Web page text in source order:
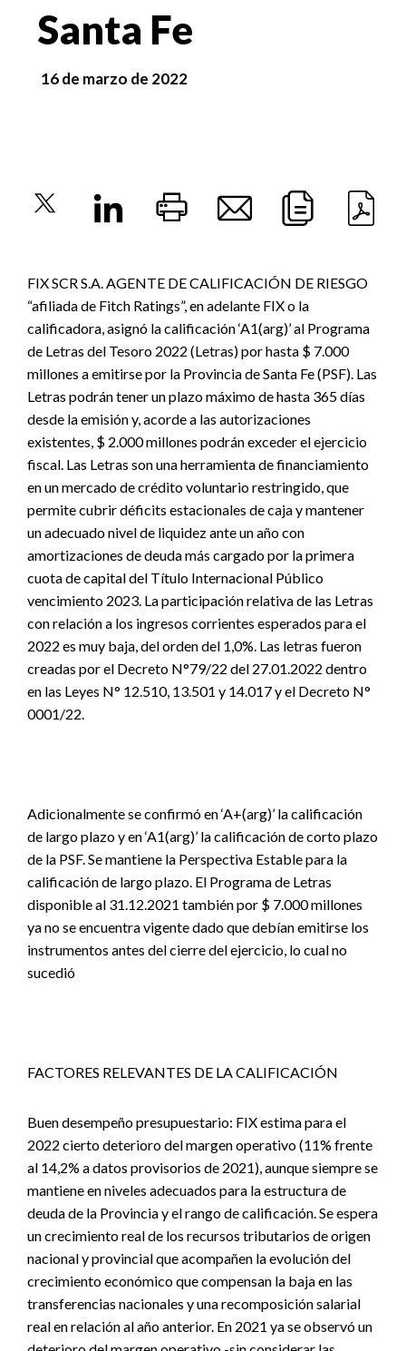
Santa Fe
16 de marzo de 2022
FIX SCR S.A. AGENTE DE CALIFICACIÓN DE RIESGO
“afiliada de Fitch Ratings”, en adelante FIX o la
calificadora, asignó la calificación ‘A1(arg)’ al Programa
de Letras del Tesoro 2022 (Letras) por hasta $ 7.000
millones a emitirse por la Provincia de Santa Fe (PSF). Las
Letras podrán tener un plazo máximo de hasta 365 días
desde la emisión y, acorde a las autorizaciones
existentes, $ 2.000 millones podrán exceder el ejercicio
fiscal. Las Letras son una herramienta de financiamiento
en un mercado de crédito voluntario restringido, que
permite cubrir déficits estacionales de caja y mantener
un adecuado nivel de liquidez ante un año con
amortizaciones de deuda más cargado por la primera
cuota de capital del Título Internacional Público
vencimiento 2023. La participación relativa de las Letras
con relación a los ingresos corrientes esperados para el
2022 es muy baja, del orden del 1,0%. Las letras fueron
creadas por el Decreto N°79/22 del 27.01.2022 dentro
en las Leyes N° 12.510, 13.501 y 14.017 y el Decreto N°
0001/22.
Adicionalmente se confirmó en ‘A+(arg)’ la calificación
de largo plazo y en ‘A1(arg)’ la calificación de corto plazo
de la PSF. Se mantiene la Perspectiva Estable para la
calificación de largo plazo. El Programa de Letras
disponible al 31.12.2021 también por $ 7.000 millones
ya no se encuentra vigente dado que debían emitirse los
instrumentos antes del cierre del ejercicio, lo cual no
sucedió
FACTORES RELEVANTES DE LA CALIFICACIÓN
Buen desempeño presupuestario: FIX estima para el
2022 cierto deterioro del margen operativo (11% frente
al 14,2% a datos provisorios de 2021), aunque siempre se
mantiene en niveles adecuados para la estructura de
deuda de la Provincia y el rango de calificación. Se espera
un crecimiento real de los recursos tributarios de origen
nacional y provincial que acompañen la evolución del
crecimiento económico que compensan la baja en las
transferencias nacionales y una recomposición salarial
real en relación al año anterior. En 2021 ya se observó un